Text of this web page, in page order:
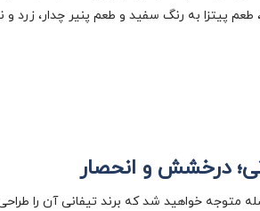
پیتزا به رنگ سفید و طعم پنیر چدار،
درخشش و انحصار
متوجه خواهید شد که برند تیفانی آن را